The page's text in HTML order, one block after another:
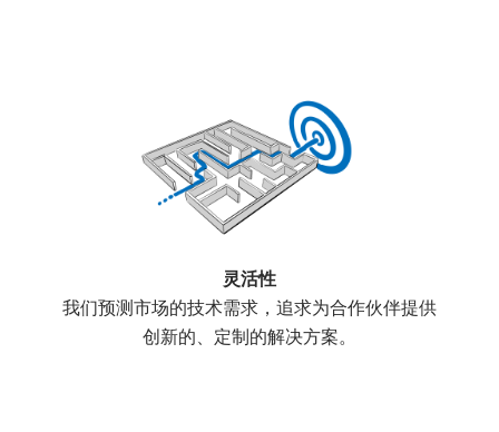
灵活性
我们预测市场的技术需求，追求为合作伙伴提供
创新的、定制的解决方案。